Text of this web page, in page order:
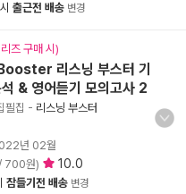
출근전 배송 변경
즈 구매 시)
리스닝 부스터 기
& 영어듣기 모의고사 2
필집 - 리스닝 부스터
년 02월
700원) 10.0
잠들기전 배송 변경